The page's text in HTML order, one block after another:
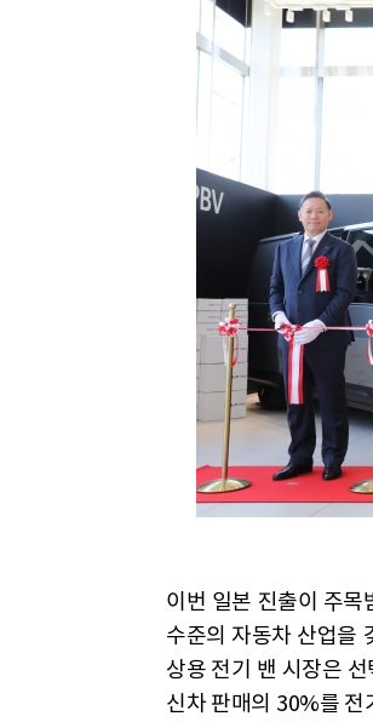
이번 일본 진출이 주목
수준의 자동차 산업을
상용 전기 밴 시장은
신차 판매의 30%를 전